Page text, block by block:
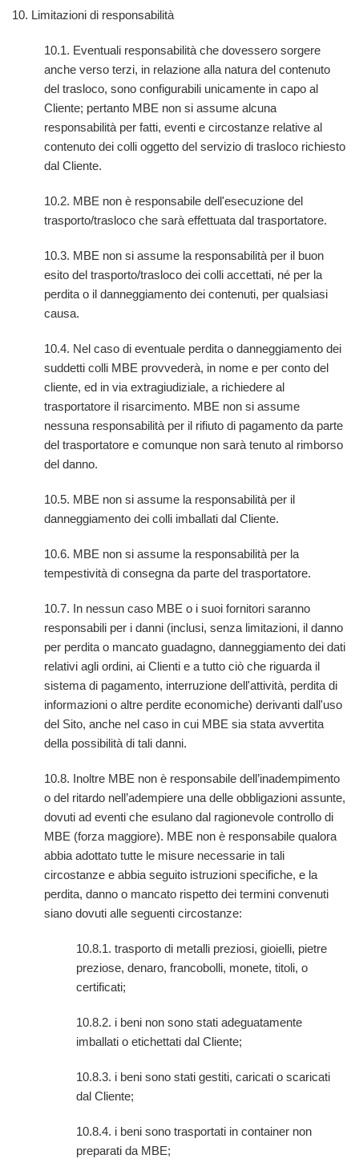
10. Limitazioni di responsabilità
10.1. Eventuali responsabilità che dovessero sorgere
anche verso terzi, in relazione alla natura del contenuto
del trasloco, sono configurabili unicamente in capo al
Cliente; pertanto MBE non si assume alcuna
responsabilità per fatti, eventi e circostanze relative al
contenuto dei colli oggetto del servizio di trasloco richiesto
dal Cliente.
10.2. MBE non è responsabile dell'esecuzione del
trasporto/trasloco che sarà effettuata dal trasportatore.
10.3. MBE non si assume la responsabilità per il buon
esito del trasporto/trasloco dei colli accettati, né per la
perdita o il danneggiamento dei contenuti, per qualsiasi
causa.
10.4. Nel caso di eventuale perdita o danneggiamento dei
suddetti colli MBE provvederà, in nome e per conto del
cliente, ed in via extragiudiziale, a richiedere al
trasportatore il risarcimento. MBE non si assume
nessuna responsabilità per il rifiuto di pagamento da parte
del trasportatore e comunque non sarà tenuto al rimborso
del danno.
10.5. MBE non si assume la responsabilità per il
danneggiamento dei colli imballati dal Cliente.
10.6. MBE non si assume la responsabilità per la
tempestività di consegna da parte del trasportatore.
10.7. In nessun caso MBE o i suoi fornitori saranno
responsabili per i danni (inclusi, senza limitazioni, il danno
per perdita o mancato guadagno, danneggiamento dei dati
relativi agli ordini, ai Clienti e a tutto ciò che riguarda il
sistema di pagamento, interruzione dell'attività, perdita di
informazioni o altre perdite economiche) derivanti dall'uso
del Sito, anche nel caso in cui MBE sia stata avvertita
della possibilità di tali danni.
10.8. Inoltre MBE non è responsabile dell’inadempimento
o del ritardo nell’adempiere una delle obbligazioni assunte,
dovuti ad eventi che esulano dal ragionevole controllo di
MBE (forza maggiore). MBE non è responsabile qualora
abbia adottato tutte le misure necessarie in tali
circostanze e abbia seguito istruzioni specifiche, e la
perdita, danno o mancato rispetto dei termini convenuti
siano dovuti alle seguenti circostanze:
10.8.1. trasporto di metalli preziosi, gioielli, pietre
preziose, denaro, francobolli, monete, titoli, o
certificati;
10.8.2. i beni non sono stati adeguatamente
imballati o etichettati dal Cliente;
10.8.3. i beni sono stati gestiti, caricati o scaricati
dal Cliente;
10.8.4. i beni sono trasportati in container non
preparati da MBE;